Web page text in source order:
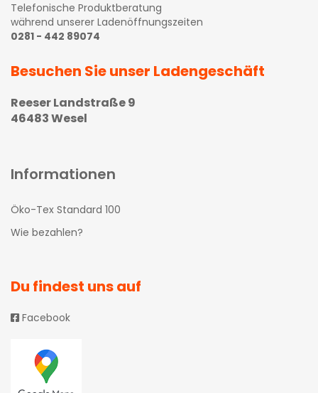
Telefonische Produktberatung
während unserer Ladenöffnungszeiten
0281 - 442 89074
Besuchen Sie unser Ladengeschäft
Reeser Landstraße 9
46483 Wesel
Informationen
Öko-Tex Standard 100
Wie bezahlen?
Du findest uns auf
Facebook